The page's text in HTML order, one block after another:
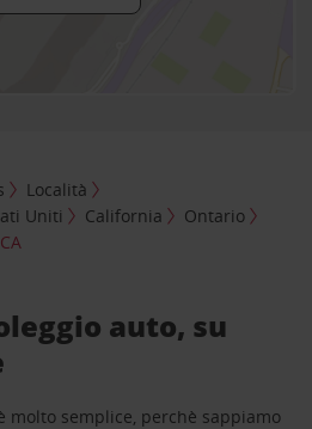
Località
Uniti California
Ontario
auto, su
molto semplice, perchè sappiamo